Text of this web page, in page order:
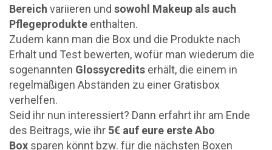
Bereich variieren und sowohl Makeup als auch
Pflegeprodukte enthalten.
Zudem kann man die Box und die Produkte nach
Erhalt und Test bewerten, wofür man wiederum die
sogenannten Glossycredits erhält, die einem in
regelmäßigen Abständen zu einer Gratisbox
verhelfen.
Seid ihr nun interessiert? Dann erfahrt ihr am Ende
des Beitrags, wie ihr 5€ auf eure erste Abo
Box sparen könnt bzw. für die nächsten Boxen